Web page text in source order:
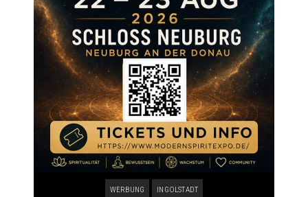
WERBUNG INGOLSTADT